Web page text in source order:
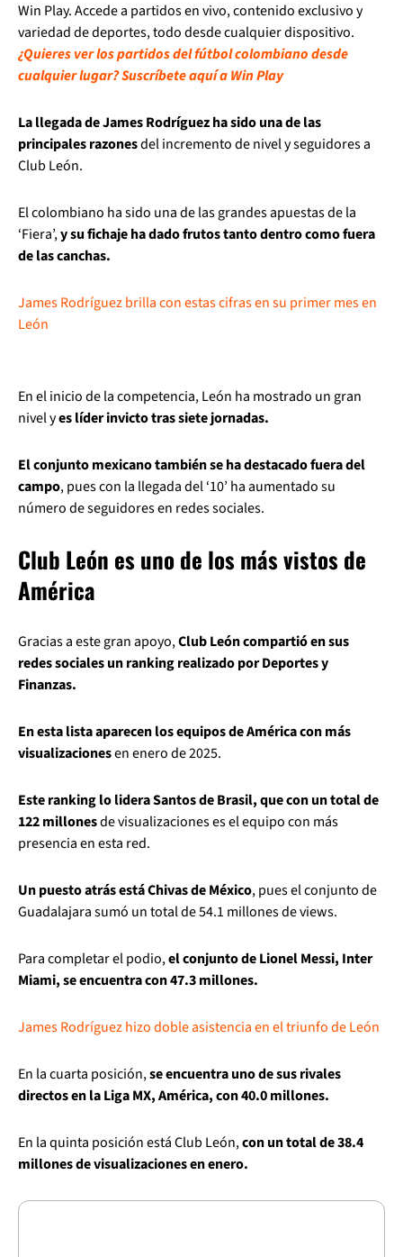
Win Play. Accede a partidos en vivo, contenido exclusivo y
variedad de deportes, todo desde cualquier dispositivo.
¿Quieres ver los partidos del fútbol colombiano desde
cualquier lugar? Suscríbete aquí a Win Play
La llegada de James Rodríguez ha sido una de las
principales razonesdel incremento de nivel y seguidores a
Club León.
El colombiano ha sido una de las grandes apuestas de la
‘Fiera’,y su fichaje ha dado frutos tanto dentro como fuera
de las canchas.
James Rodríguez brilla con estas cifras en su primer mes en
León
En el inicio de la competencia, León ha mostrado un gran
nivel yes líder invicto tras siete jornadas.
El conjunto mexicano también se ha destacado fuera del
campo, pues con la llegada del ‘10’ ha aumentado su
número de seguidores en redes sociales.
Club León es uno de los más vistos de
América
Gracias a este gran apoyo,Club León compartió en sus
redes sociales un ranking realizado por Deportes y
Finanzas.
En esta lista aparecen los equipos de América con más
visualizacionesen enero de 2025.
Este ranking lo lidera Santos de Brasil, que con un total de
122 millonesde visualizaciones es el equipo con más
presencia en esta red.
Un puesto atrás está Chivas de México, pues el conjunto de
Guadalajara sumó un total de 54.1 millones de views.
Para completar el podio,el conjunto de Lionel Messi, Inter
Miami, se encuentra con 47.3 millones.
James Rodríguez hizo doble asistencia en el triunfo de León
En la cuarta posición,se encuentra uno de sus rivales
directos en la Liga MX, América, con 40.0 millones.
En la quinta posición está Club León,con un total de 38.4
millones de visualizaciones en enero.